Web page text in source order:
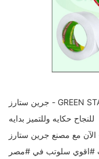
للنجاح حكايه وللتميز بدايه
#اقوي سلوتب في #مصر